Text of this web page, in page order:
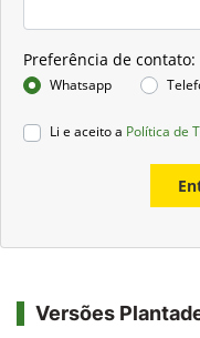
Preferência de contato:
Whatsapp
Li e aceito a Política de
Versões